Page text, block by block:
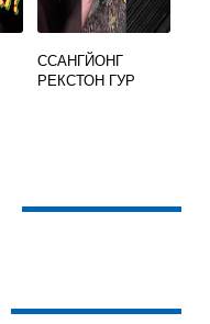
ССАНГЙОНГ
РЕКСТОН ГУР